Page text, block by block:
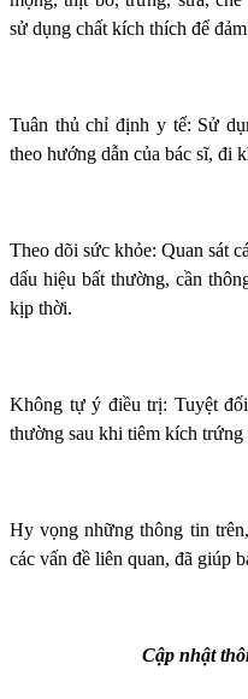
sử dụng chất kích thích để
Tuân thủ chỉ định y tế: Sử
theo hướng dẫn của bác sĩ, đi
Theo dõi sức khỏe: Quan sát
dấu hiệu bất thường, cần
kịp thời.
Không tự ý điều trị: Tuyệt
thường sau khi tiêm kích
Hy vọng những thông tin
các vấn đề liên quan, đã giúp
Cập nhật